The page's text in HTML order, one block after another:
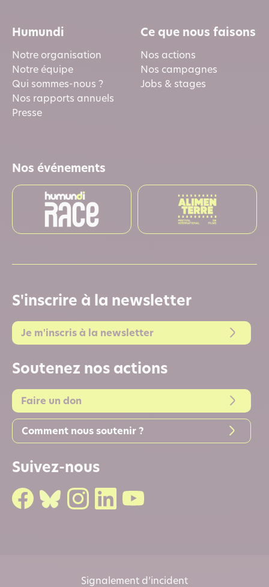
Humundi
Notre organisation
Notre équipe
Qui sommes-nous ?
Nos rapports annuels
Presse
Ce que nous faisons
Nos actions
Nos campagnes
Jobs & stages
Nos événements
S'inscrire à la newsletter
Je m'inscris à la newsletter
Soutenez nos actions
Faire un don
Comment nous soutenir ?
Suivez-nous
Signalement d’incident